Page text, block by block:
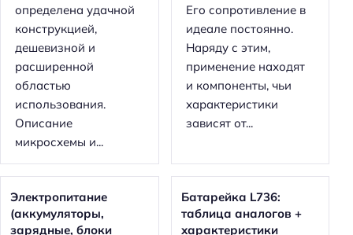
определена удачной
конструкцией,
дешевизной и
расширенной
областью
использования.
Описание
микросхемы и...
Его сопротивление в
идеале постоянно.
Наряду с этим,
применение находят
и компоненты, чьи
характеристики
зависят от...
Электропитание
(аккумуляторы,
зарядные, блоки
Батарейка L736:
таблица аналогов +
характеристики